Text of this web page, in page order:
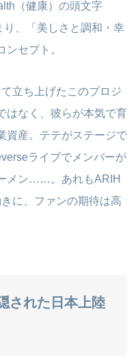
（健康）の頭文字
り、「美しさと調和・幸
セプト。
立ち上げたこのプロジ
はなく、彼らが本気で育
資産。テテがステージで
ライブでメンバーが
メン……。あれもARIH
に、ファンの期待は高
された日本上陸